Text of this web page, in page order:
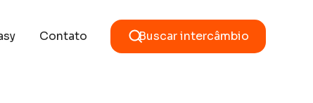
Contato Buscar intercâmbio